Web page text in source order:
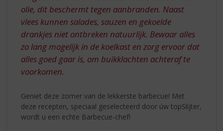
olie, dit beschermt tegen aanbranden. Naast
vlees kunnen salades, sauzen en gekoelde
drankjes niet ontbreken natuurlijk. Bewaar alles
zo lang mogelijk in de koelkast en zorg ervoor dat
alles goed gaar is, om buikklachten achteraf te
voorkomen.
Geniet deze zomer van de lekkerste barbecue! Met
deze recepten, speciaal geselecteerd door úw topSlijter,
wordt u een echte Barbecue-chef!